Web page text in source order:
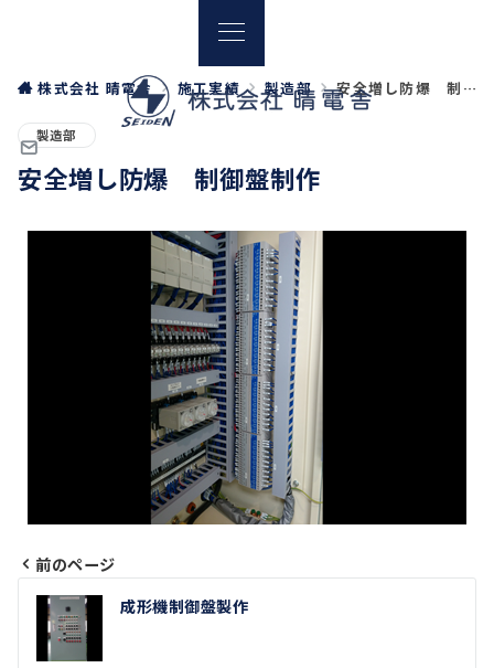
株式会社 晴電舎 施工実績 製造部 安全増し防爆 制御盤制作
製造部
安全増し防爆 制御盤制作
投
前のページ
成形機制御盤製作